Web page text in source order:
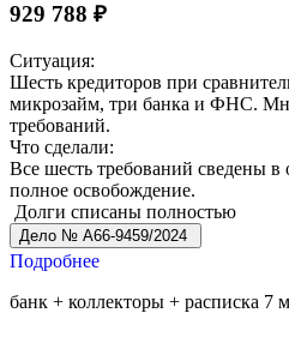
929 788 ₽
Ситуация:
Шесть кредиторов при
микрозайм, три банка и ФНС.
требований.
Что сделали:
Все шесть требований сведены в
полное освобождение.
Долги списаны полностью
Дело № А66-9459/2024
Подробнее
банк + коллекторы + расписка 7